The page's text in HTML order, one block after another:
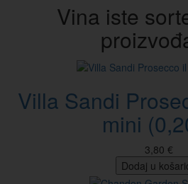
Vina iste
Villa Sandi
mini
3,80 €
Dodaj u